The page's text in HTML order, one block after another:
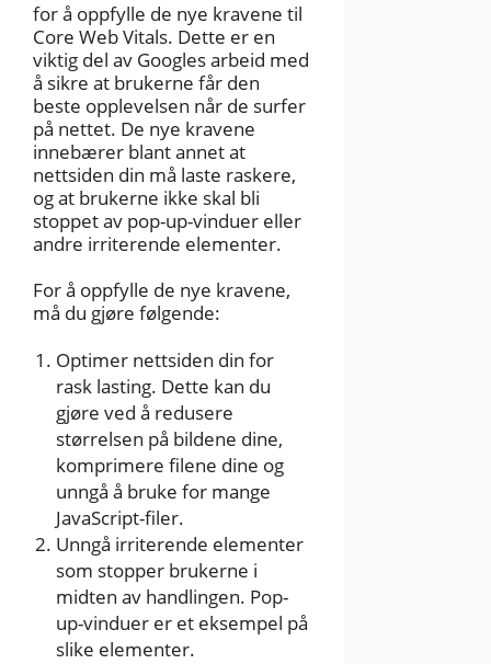
for å oppfylle de nye kravene til
Core Web Vitals. Dette er en
viktig del av Googles arbeid med
å sikre at brukerne får den
beste opplevelsen når de surfer
på nettet. De nye kravene
innebærer blant annet at
nettsiden din må laste raskere,
og at brukerne ikke skal bli
stoppet av pop-up-vinduer eller
andre irriterende elementer.
For å oppfylle de nye kravene,
må du gjøre følgende:
Optimer nettsiden din for
rask lasting. Dette kan du
gjøre ved å redusere
størrelsen på bildene dine,
komprimere filene dine og
unngå å bruke for mange
JavaScript-filer.
Unngå irriterende elementer
som stopper brukerne i
midten av handlingen. Pop-
up-vinduer er et eksempel på
slike elementer.